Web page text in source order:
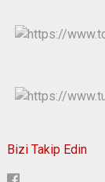
Bizi Takip Edin